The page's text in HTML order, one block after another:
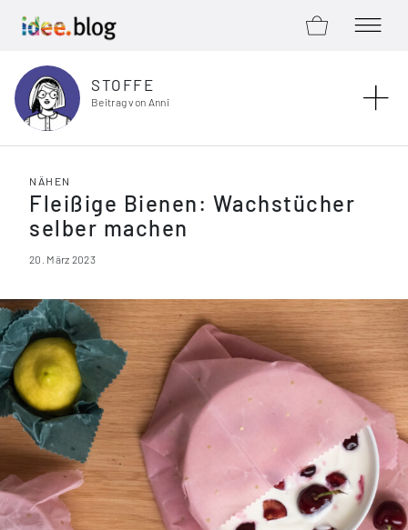
ZUM SHOPMENÜ
STOFFE
Beitrag von Anni
NÄHEN
Fleißige Bienen: Wachstücher
selber machen
20. März 2023